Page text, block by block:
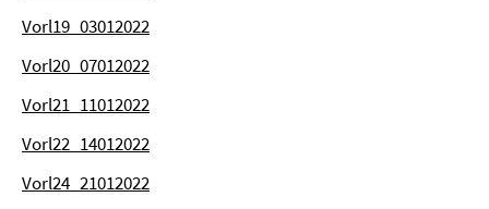
Vorl19_03012022
Vorl20_07012022
Vorl21_11012022
Vorl22_14012022
Vorl24_21012022